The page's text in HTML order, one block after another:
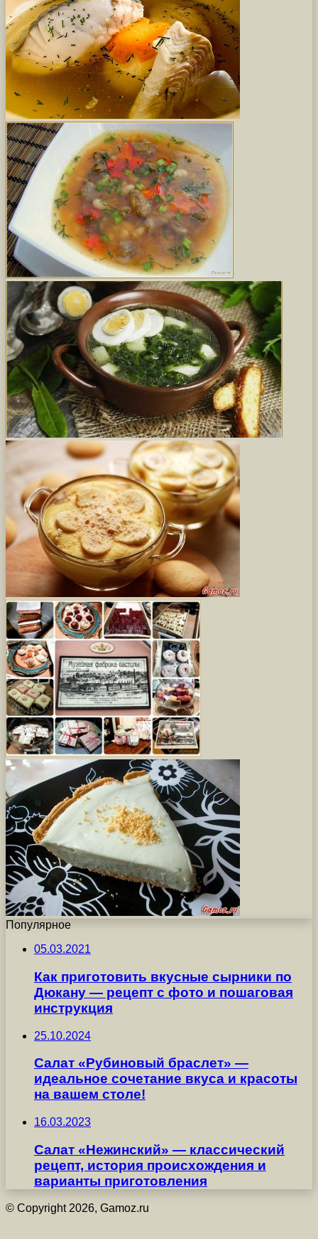
Популярное
05.03.2021
Как приготовить вкусные сырники по
Дюкану — рецепт с фото и пошаговая
инструкция
25.10.2024
Салат «Рубиновый браслет» —
идеальное сочетание вкуса и красоты
на вашем столе!
16.03.2023
Салат «Нежинский» — классический
рецепт, история происхождения и
варианты приготовления
© Copyright 2026, Gamoz.ru